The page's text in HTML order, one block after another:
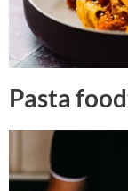
Pasta